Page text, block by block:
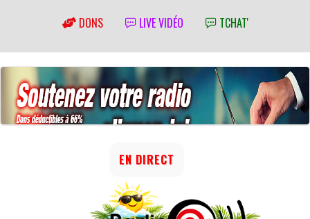
DONS LIVE VIDÉO TCHAT'
EN DIRECT